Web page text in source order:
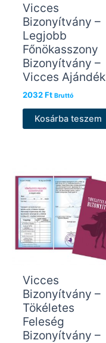
Vicces
Bizonyítvány –
Legjobb
Főnökasszony
Bizonyítvány –
Vicces Ajándék
2032Ft Bruttó
Kosárba teszem
Vicces
Bizonyítvány –
Tökéletes
Feleség
Bizonyítvány –